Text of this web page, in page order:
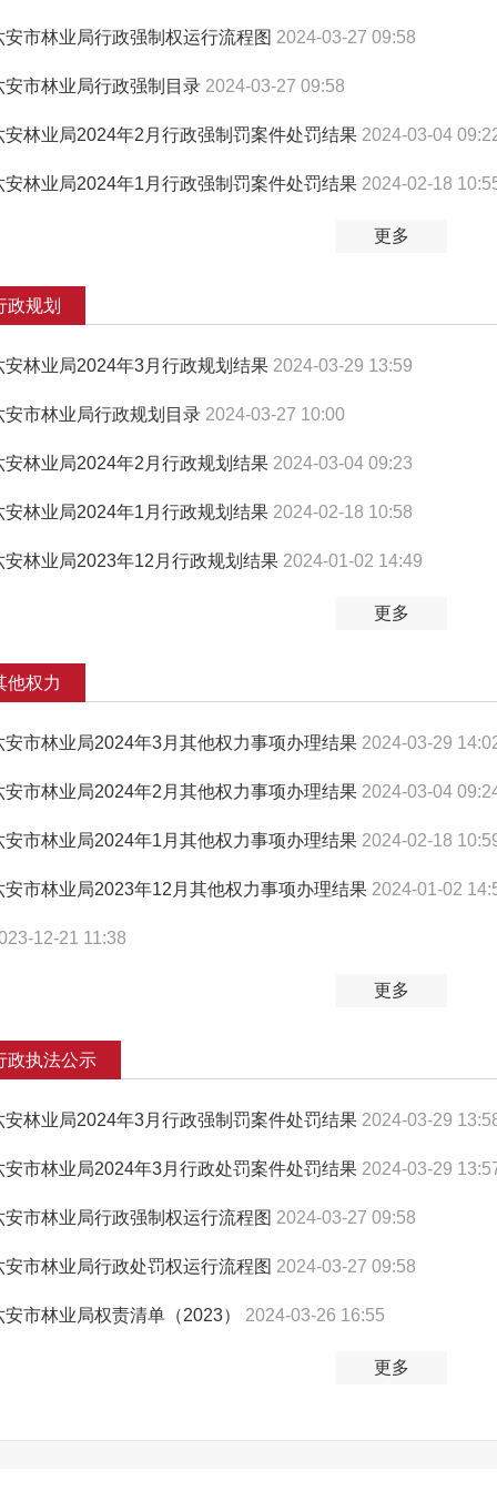
安市林业局行政强制权运行流程图 2024-03-27 09:58
安市林业局行政强制目录 2024-03-27 09:58
安林业局2024年2月行政强制罚案件处罚结果 2024-03-04
安林业局2024年1月行政强制罚案件处罚结果 2024-02-18
更多
政规划
安林业局2024年3月行政规划结果 2024-03-29 13:59
安市林业局行政规划目录 2024-03-27 10:00
安林业局2024年2月行政规划结果 2024-03-04 09:23
安林业局2024年1月行政规划结果 2024-02-18 10:58
安林业局2023年12月行政规划结果 2024-01-02 14:49
更多
他权力
安市林业局2024年3月其他权力事项办理结果 2024-03-29
安市林业局2024年2月其他权力事项办理结果 2024-03-04
安市林业局2024年1月其他权力事项办理结果 2024-02-18
安市林业局2023年12月其他权力事项办理结果 2024-01-02
12-21 11:38
更多
政执法公示
安林业局2024年3月行政强制罚案件处罚结果 2024-03-29
安市林业局2024年3月行政处罚案件处罚结果 2024-03-29
安市林业局行政强制权运行流程图 2024-03-27 09:58
安市林业局行政处罚权运行流程图 2024-03-27 09:58
安市林业局权责清单（2023） 2024-03-26 16:55
更多